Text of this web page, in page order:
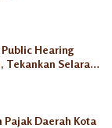
Public Hearing
Tekankan Selaras
Pajak Daerah Kota